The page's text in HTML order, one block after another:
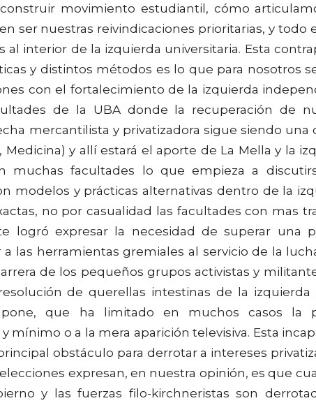
movimiento estudiantil, cómo
ser nuestras reivindicaciones prioritarias, y todo
interior de la izquierda universitaria. Esta
y distintos métodos es lo que para nosotros
con el fortalecimiento de la izquierda
de la UBA donde la recuperación de
mercantilista y privatizadora sigue siendo una
y allí estará el aporte de La Mella y la
muchas facultades lo que empieza a
modelos y prácticas alternativas dentro de la
no por casualidad las facultades con mas
logró expresar la necesidad de superar una
las herramientas gremiales al servicio de la
de los pequeños grupos activistas y
de querellas intestinas de la izquierda
que ha limitado en muchos casos la
mínimo o a la mera aparición televisiva. Esta
obstáculo para derrotar a intereses
expresan, en nuestra opinión, es que
y las fuerzas filo-kirchneristas son